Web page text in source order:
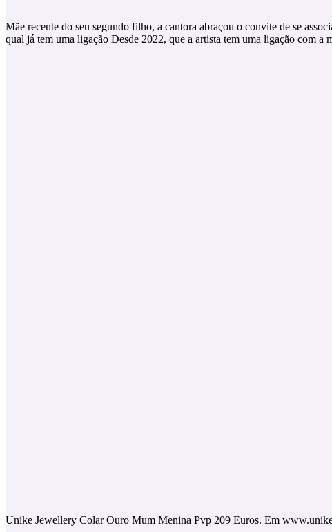
Mãe recente do seu segundo filho, a cantora abraçou o convite de se
qual já tem uma ligação Desde 2022, que a artista tem uma ligação com a
Unike Jewellery Colar Ouro Mum Menina Pvp 209 Euros. Em